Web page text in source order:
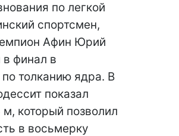
по легкой
спортсмен,
Афин Юрий
финал в
толканию ядра. В
показал
м, который позволил
в восьмерку